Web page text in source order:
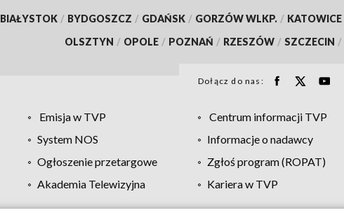
BIAŁYSTOK / BYDGOSZCZ / GDAŃSK / GORZÓW WLKP. / KATOWICE
OLSZTYN / OPOLE / POZNAŃ / RZESZÓW / SZCZECIN /
Dołącz do nas:
Emisja w TVP Centrum informacji TVP
System NOS Informacje o nadawcy
Ogłoszenie przetargowe Zgłoś program (ROPAT)
Akademia Telewizyjna Kariera w TVP